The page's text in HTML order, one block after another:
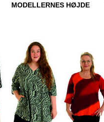
MODELLERNES HØJDE